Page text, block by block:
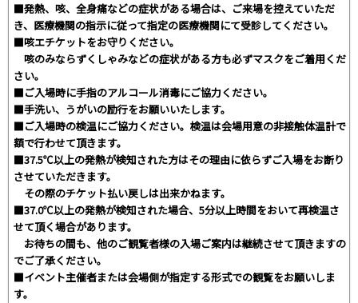
■発熱、咳、全身痛などの症状がある場合は、ご来場を控えていただ
き、医療機関の指示に従って指定の医療機関にて受診してください。
■咳エチケットをお守りください。
咳のみならずくしゃみなどの症状がある方も必ずマスクをご着用くだ
さい。
■ご入場時に手指のアルコール消毒にご協力ください。
■手洗い、うがいの励行をお願いいたします。
■ご入場時の検温にご協力ください。検温は会場用意の非接触体温計で
額で行わせて頂きます。
■37.5℃以上の発熱が検知された方はその理由に依らずご入場をお断り
させていただきます。
その際のチケット払い戻しは出来かねます。
■37.0℃以上の発熱が検知された場合、5分以上時間をおいて再検温さ
せて頂く場合があります。
お待ちの間も、他のご観覧者様の入場ご案内は継続させて頂きますの
でご了承ください。
■イベント主催者または会場側が指定する形式での観覧をお願いしま
す。